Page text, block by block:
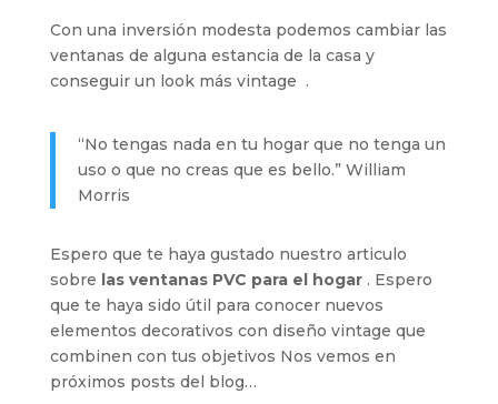
Con una inversión modesta podemos cambiar las
ventanas de alguna estancia de la casa y
conseguir un look más vintage .
“No tengas nada en tu hogar que no tenga un
uso o que no creas que es bello.” William
Morris
Espero que te haya gustado nuestro articulo
sobre las ventanas PVC para el hogar. Espero
que te haya sido útil para conocer nuevos
elementos decorativos con diseño vintage que
combinen con tus objetivos Nos vemos en
próximos posts del blog…